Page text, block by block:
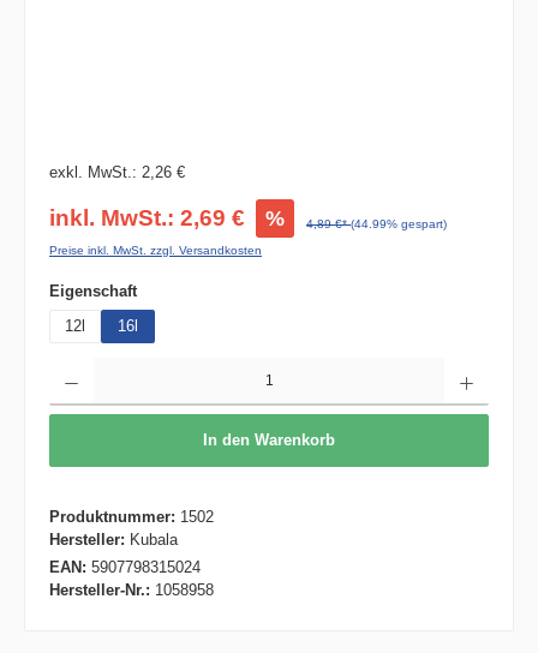
exkl. MwSt.: 2,26 €
inkl. MwSt.: 2,69 € % 4,89 €*(44.99% gespart)
Preise inkl. MwSt. zzgl. Versandkosten
Eigenschaftauswählen
12l
16l
In den Warenkorb
Produktnummer: 1502
Hersteller: Kubala
EAN: 5907798315024
Hersteller-Nr.: 1058958